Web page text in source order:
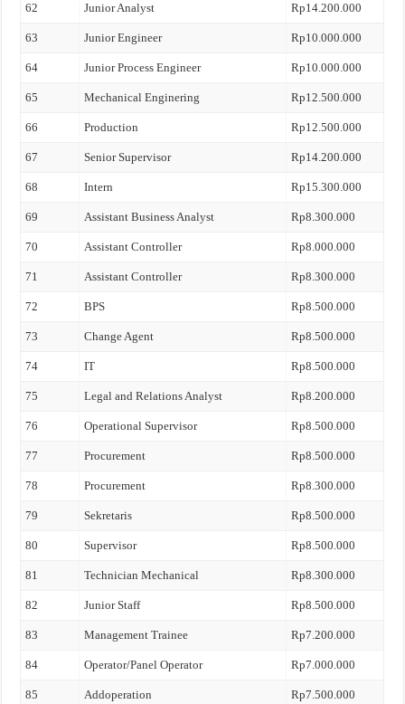
62 Junior Analyst Rp14.200.000
63 Junior Engineer Rp10.000.000
64 Junior Process Engineer Rp10.000.000
65 Mechanical Enginering Rp12.500.000
66 Production Rp12.500.000
67 Senior Supervisor Rp14.200.000
68 Intern Rp15.300.000
69 Assistant Business Analyst Rp8.300.000
70 Assistant Controller Rp8.000.000
71 Assistant Controller Rp8.300.000
72 BPS Rp8.500.000
73 Change Agent Rp8.500.000
74 IT Rp8.500.000
75 Legal and Relations Analyst Rp8.200.000
76 Operational Supervisor Rp8.500.000
77 Procurement Rp8.500.000
78 Procurement Rp8.300.000
79 Sekretaris Rp8.500.000
80 Supervisor Rp8.500.000
81 Technician Mechanical Rp8.300.000
82 Junior Staff Rp8.500.000
83 Management Trainee Rp7.200.000
84 Operator/Panel Operator Rp7.000.000
85 Addoperation Rp7.500.000